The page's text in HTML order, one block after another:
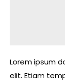
Lorem ipsum
elit. Etiam